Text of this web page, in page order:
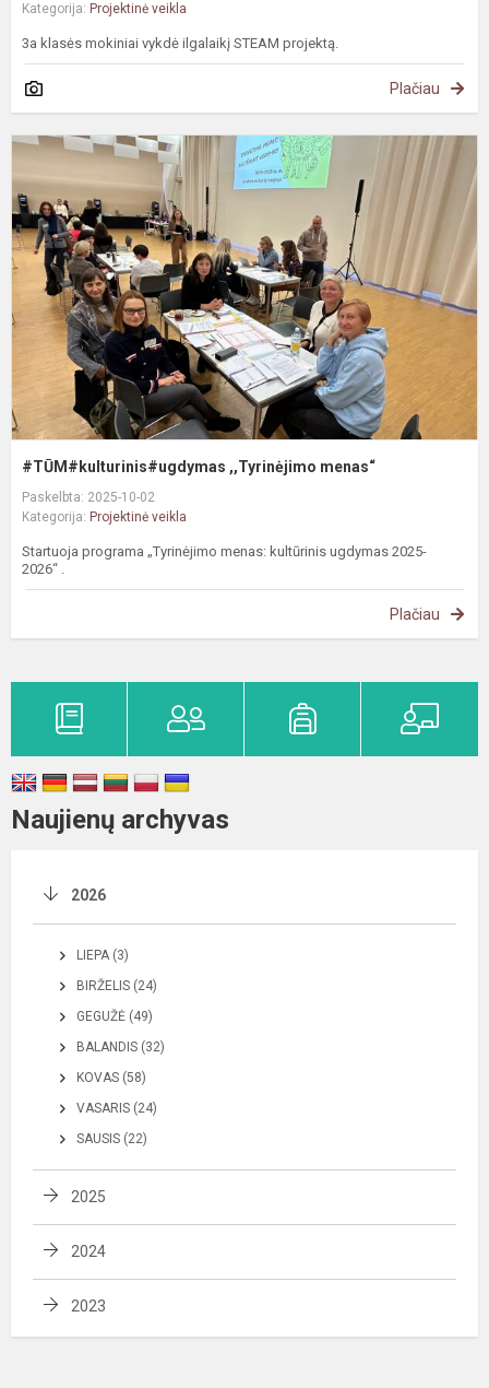
Kategorija: Projektinė veikla
3a klasės mokiniai vykdė ilgalaikį STEAM projektą.
Plačiau
#TŪM#kulturinis#ugdymas ,,Tyrinėjimo menas“
Paskelbta: 2025-10-02
Kategorija: Projektinė veikla
Startuoja programa „Tyrinėjimo menas: kultūrinis ugdymas 2025-
2026“ .
Plačiau
Naujienų archyvas
2026
LIEPA (3)
BIRŽELIS (24)
GEGUŽĖ (49)
BALANDIS (32)
KOVAS (58)
VASARIS (24)
SAUSIS (22)
2025
2024
2023